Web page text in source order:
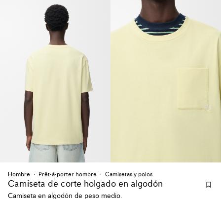
Hombre Prêt-à-porter hombre Camisetas y polos
Camiseta de corte holgado en algodón
Camiseta en algodón de peso medio.